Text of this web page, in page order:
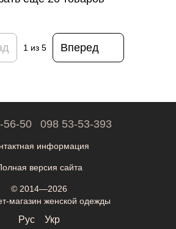
1из 5 Вперед
56-50 098 53-53-393
информация
версия сайта
© 2014—2026
магазин женской одежды
Рус Укр